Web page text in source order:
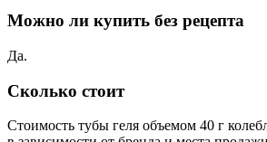
Можно ли купить без рецепта
Да.
Сколько стоит
Стоимость тубы геля объемом 40 г